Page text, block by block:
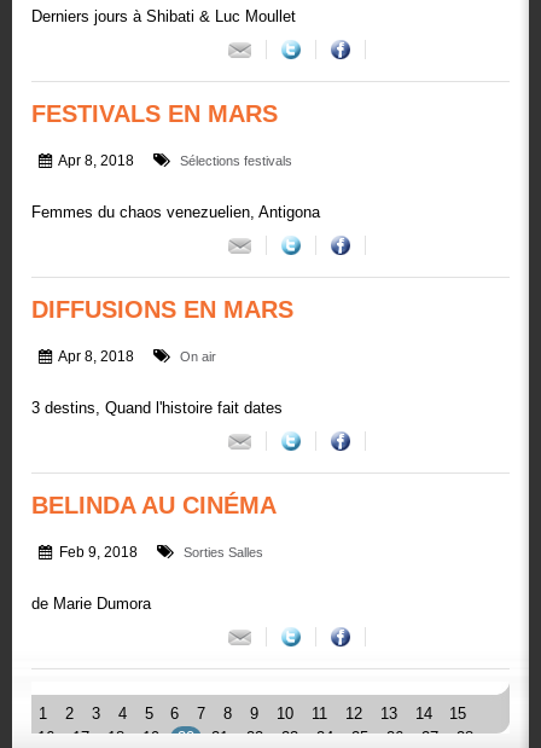
Derniers jours à Shibati & Luc Moullet
FESTIVALS EN MARS
Apr 8, 2018 Sélections festivals
Femmes du chaos venezuelien, Antigona
DIFFUSIONS EN MARS
Apr 8, 2018 On air
3 destins, Quand l'histoire fait dates
BELINDA AU CINÉMA
Feb 9, 2018 Sorties Salles
de Marie Dumora
1 2 3 4 5 6 7 8 9 10 11 12 13 14
15
16
17 18 19 20 21 22 23 24 25 26 27 28